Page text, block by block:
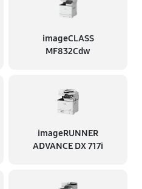
imageCLASS
MF832Cdw
imageRUNNER
ADVANCE DX 717i